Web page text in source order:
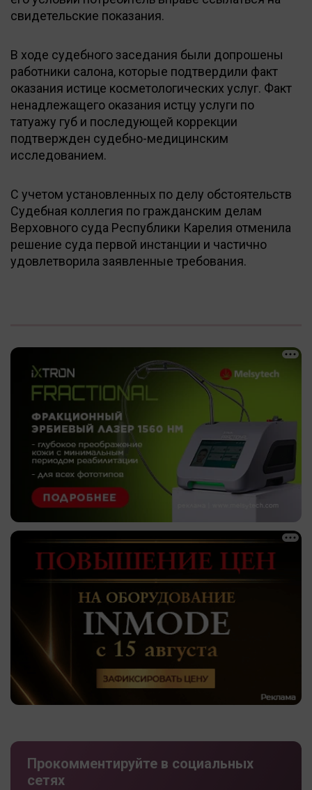
свидетельские показания.
В ходе судебного заседания были допрошены
работники салона, которые подтвердили факт
оказания истице косметологических услуг. Факт
ненадлежащего оказания истцу услуги по
татуажу губ и последующей коррекции
подтвержден судебно-медицинским
исследованием.
С учетом установленных по делу обстоятельств
Судебная коллегия по гражданским делам
Верховного суда Республики Карелия отменила
решение суда первой инстанции и частично
удовлетворила заявленные требования.
Прокомментируйте в социальных
сетях